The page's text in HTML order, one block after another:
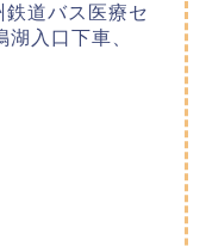
鉄道バス医療セ
入口下車、